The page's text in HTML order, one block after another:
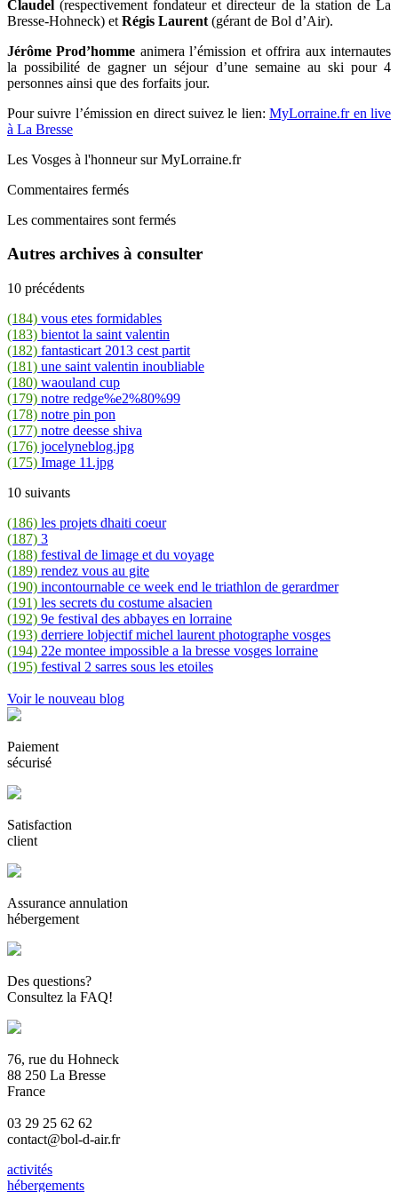
Claudel (respectivement fondateur et directeur de la station de La
Bresse-Hohneck) et Régis Laurent (gérant de Bol d’Air).
Jérôme Prod’homme animera l’émission et offrira aux internautes
la possibilité de gagner un séjour d’une semaine au ski pour 4
personnes ainsi que des forfaits jour.
Pour suivre l’émission en direct suivez le lien:MyLorraine.fr en live
à La Bresse
Les Vosges à l'honneur sur MyLorraine.fr
Commentaires fermés
Les commentaires sont fermés
Autres archives à consulter
10 précédents
(184) vous etes formidables
(183) bientot la saint valentin
(182) fantasticart 2013 cest partit
(181) une saint valentin inoubliable
(180) waouland cup
(179) notre redge%e2%80%99
(178) notre pin pon
(177) notre deesse shiva
(176) jocelyneblog.jpg
(175) Image 11.jpg
10 suivants
(186) les projets dhaiti coeur
(187) 3
(188) festival de limage et du voyage
(189) rendez vous au gite
(190) incontournable ce week end le triathlon de gerardmer
(191) les secrets du costume alsacien
(192) 9e festival des abbayes en lorraine
(193) derriere lobjectif michel laurent photographe vosges
(194) 22e montee impossible a la bresse vosges lorraine
(195) festival 2 sarres sous les etoiles
Voir le nouveau blog
Paiement
sécurisé
Satisfaction
client
Assurance annulation
hébergement
Des questions?
Consultez la FAQ!
76, rue du Hohneck
88 250 La Bresse
France
03 29 25 62 62
contact@bol-d-air.fr
activités
hébergements